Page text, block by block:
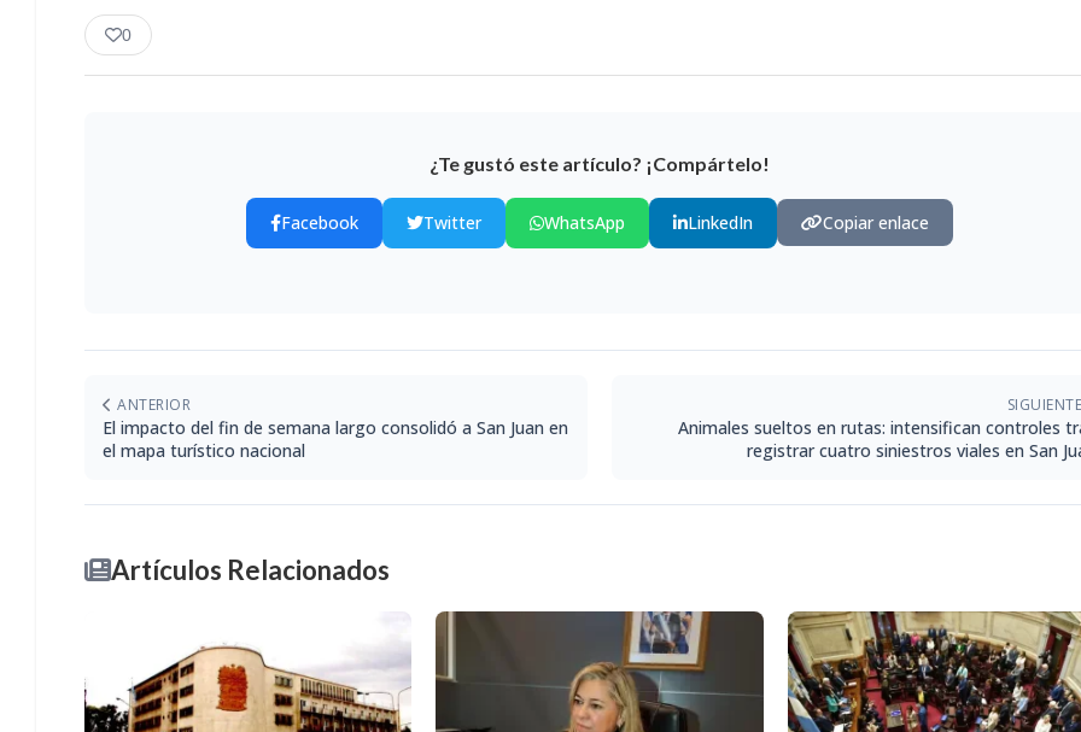
0
¿Te gustó este artículo? ¡Compártelo!
Facebook Twitter WhatsApp LinkedIn Copiar enlace
ANTERIOR
El impacto del fin de semana largo consolidó a San Juan en
el mapa turístico nacional
SIGUIENTE
Animales sueltos en rutas: intensifican controles
registrar cuatro siniestros viales en San
Artículos Relacionados